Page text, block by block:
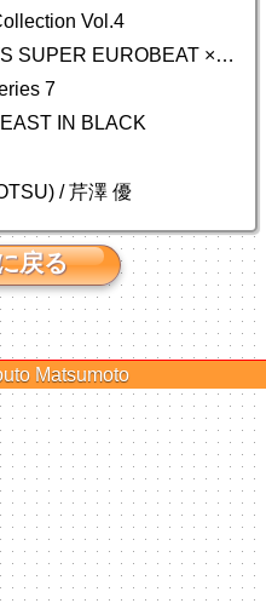
Vol.4
(CD) MF GHOST PRESENTS SUPER EUROBEAT × ORIGINAL SOUNDTRACK NEW COLLECTION
7
IN BLACK
/ 芹澤 優
戻る
Matsumoto